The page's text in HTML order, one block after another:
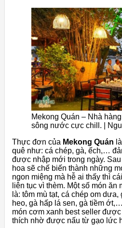
Mekong Quán – Nhà
sông nước cực chill. |
Thực đơn của Mekong Quán
quê như: cá chép, gà, ếch,…
được nhập mới trong ngày.
hoa sẽ chế biến thành những
ngon miệng mà hễ ai thấy thì
liên tục vì thèm. Một số món ăn
là: tôm mù tạt, cá chép om
heo, gà hấp lá sen, gà tiềm
món cơm xanh best seller
thích nhờ được nấu từ gạo lức